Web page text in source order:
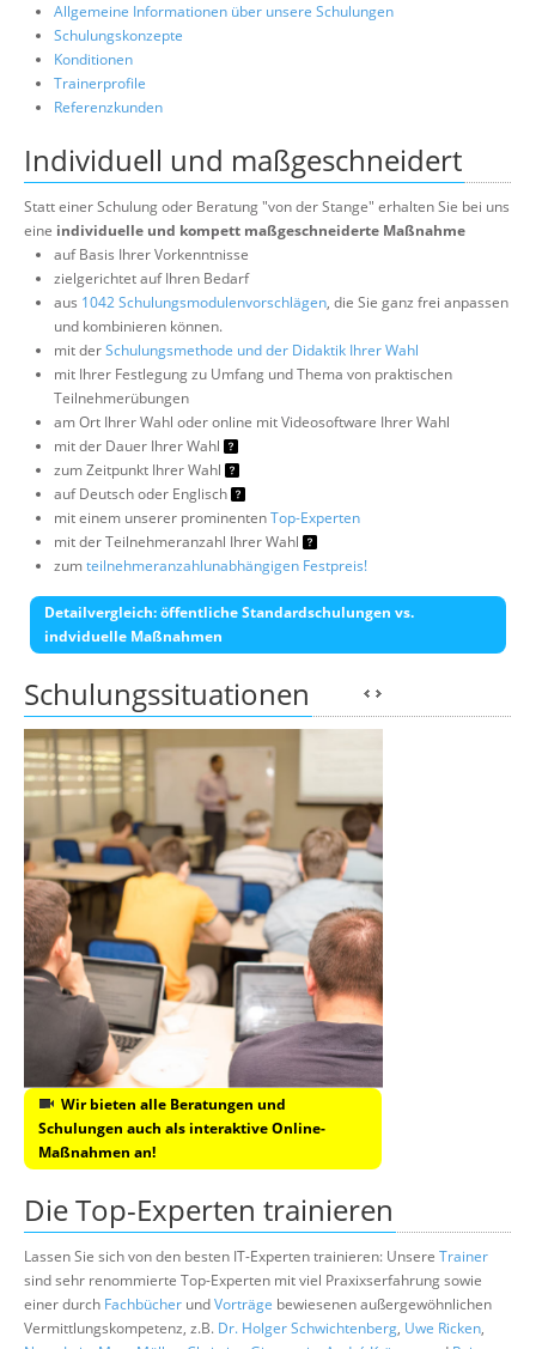
Allgemeine Informationen über unsere Schulungen
Schulungskonzepte
Konditionen
Trainerprofile
Referenzkunden
Individuell und maßgeschneidert
Statt einer Schulung oder Beratung "von der Stange" erhalten Sie bei uns
eine individuelle und kompett maßgeschneiderte Maßnahme
auf Basis Ihrer Vorkenntnisse
zielgerichtet auf Ihren Bedarf
aus 1042 Schulungsmodulenvorschlägen, die Sie ganz frei anpassen
und kombinieren können.
mit derSchulungsmethode und der Didaktik Ihrer Wahl
mit Ihrer Festlegung zu Umfang und Thema von praktischen
Teilnehmerübungen
am Ort Ihrer Wahl oder online mit Videosoftware Ihrer Wahl
mit der Dauer Ihrer Wahl
zum Zeitpunkt Ihrer Wahl
auf Deutsch oder Englisch
mit einem unserer prominentenTop-Experten
mit der Teilnehmeranzahl Ihrer Wahl
zumteilnehmeranzahlunabhängigen Festpreis!
Detailvergleich: öffentliche Standardschulungen vs.
indviduelle Maßnahmen
Schulungssituationen
Wir bieten alle Beratungen und
Schulungen auch als interaktive Online-
Maßnahmen an!
Die Top-Experten trainieren
Lassen Sie sich von den besten IT-Experten trainieren: Unsere Trainer
sind sehr renommierte Top-Experten mit viel Praxixserfahrung sowie
einer durch Fachbücher undVorträge bewiesenen außergewöhnlichen
Vermittlungskompetenz, z.B. Dr. Holger Schwichtenberg, Uwe Ricken,